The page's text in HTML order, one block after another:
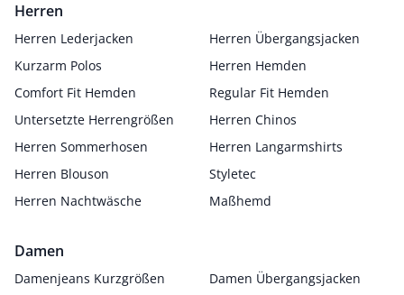
Herren
Herren Lederjacken
Herren Übergangsjacken
Kurzarm Polos
Herren Hemden
Comfort Fit Hemden
Regular Fit Hemden
Untersetzte Herrengrößen
Herren Chinos
Herren Sommerhosen
Herren Langarmshirts
Herren Blouson
Styletec
Herren Nachtwäsche
Maßhemd
Damen
Damenjeans Kurzgrößen
Damen Übergangsjacken